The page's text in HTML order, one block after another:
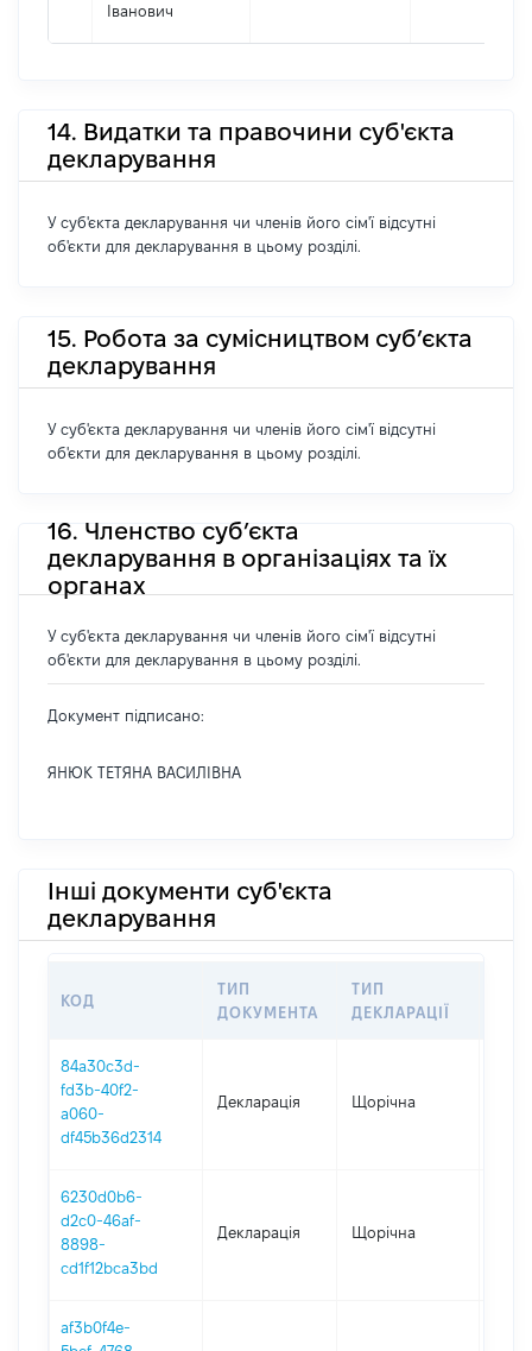
Іванович
14. Видатки та правочини суб'єкта
декларування
У суб'єкта декларування чи членів його сім'ї відсутні
об'єкти для декларування в цьому розділі.
15. Робота за сумісництвом суб’єкта
декларування
У суб'єкта декларування чи членів його сім'ї відсутні
об'єкти для декларування в цьому розділі.
16. Членство суб’єкта
декларування в організаціях та їх
органах
У суб'єкта декларування чи членів його сім'ї відсутні
об'єкти для декларування в цьому розділі.
Документ підписано:
ЯНЮК ТЕТЯНА ВАСИЛІВНА
Інші документи суб'єкта
декларування
КОД
ТИП
ДОКУМЕНТА
ТИП
ДЕКЛАРАЦІЇ
84a30c3d-
fd3b-40f2-
a060-
df45b36d2314
Декларація Щорічна
6230d0b6-
d2c0-46af-
8898-
cd1f12bca3bd
Декларація Щорічна
af3b0f4e-